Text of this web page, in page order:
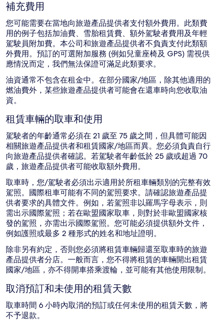
補充費用
您可能需要在當地向旅遊產品提供者支付額外費用。此類費
用的例子包括加油費、雪胎租賃費、額外駕駛者費用及年輕
駕駛員附加費。本公司和旅遊產品提供者不負責支付此類額
外費用。預訂的可選附加服務 (例如兒童座椅及 GPS) 需視供
應情況而定，我們無法保證可滿足此類要求。
油資通常不包含在租金中。在部分國家/地區，除其他適用的
燃油費外，某些旅遊產品提供者可能會在還車時向您收取油
資。
租賃車輛的取車和使用
駕駛者的年齡通常必須在 21 歲至 75 歲之間，但具體可能因
相關旅遊產品提供者和租賃國家/地區而異。您必須負責自行
向旅遊產品提供者確認。若駕駛者年齡低於 25 歲或超過 70
歲，旅遊產品提供者可能收取額外費用。
取車時，您/駕駛者必須出示適用於所租車輛類別的完整有效
駕照。國際租車可能有不同的駕照要求。請確認旅遊產品提
供者要求的具體文件。例如，若駕照非以羅馬字母表示，則
需出示國際駕照；若在歐盟國家取車，則對於非歐盟國家核
發的駕照，亦需出示國際駕照。您可能必須提供額外文件，
例如護照或最多 2 種形式的姓名和地址證明。
除非另有約定，否則您必須將租賃車輛歸還至取車時的旅遊
產品提供者分店。一般而言，您不得將租賃的車輛開出租賃
國家/地區，亦不得開車搭乘渡輪，並可能有其他使用限制。
取消預訂和未使用的租賃天數
取車時間 6 小時內取消的預訂或任何未使用的租賃天數，將
不予退款。